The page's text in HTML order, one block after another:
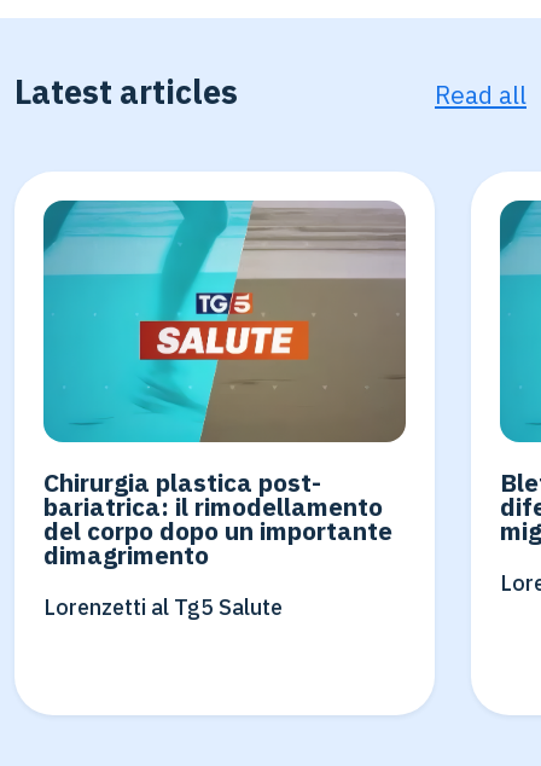
Latest articles Read all
Chirurgia plastica post-
bariatrica: il rimodellamento
del corpo dopo un importante
dimagrimento
Lorenzetti al Tg5 Salute